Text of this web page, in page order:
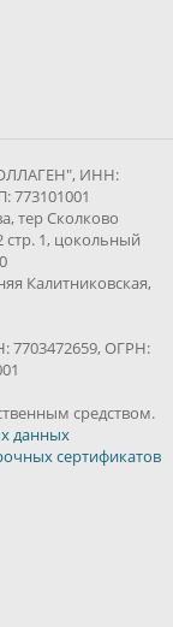
ИНН:
773101001
тер Сколково
1, цокольный
Калитниковская,
ОГРН:
средством.
данных
сертификатов